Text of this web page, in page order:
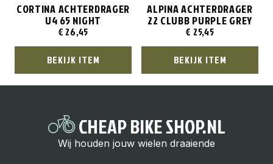
CORTINA ACHTERDRAGER
U4 65 NIGHT
€ 26,45
BEKIJK ITEM
ALPINA ACHTERDRAGER
22 CLUBB PURPLE GREY
€ 25,45
BEKIJK ITEM
CHEAP BIKE SHOP.NL
Wij houden jouw wielen draaiende